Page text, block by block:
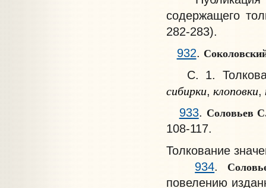
содержащего
282-283).
932.
С. 1.
сибирки, клоповки,
933. Соловьев
108-117.
Толкование
934.
повелению